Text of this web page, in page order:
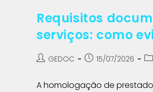
Requisitos
serviços: como
GEDOC 15/07/2026
A homologação de